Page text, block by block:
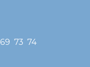
69 73 74